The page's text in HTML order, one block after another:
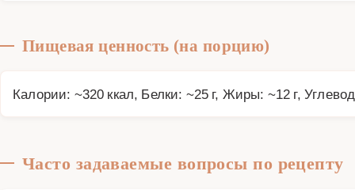
Пищевая ценность (на порцию)
Калории: ~320 ккал, Белки: ~25 г, Жиры: ~12 г,
Часто задаваемые вопросы по рецепту